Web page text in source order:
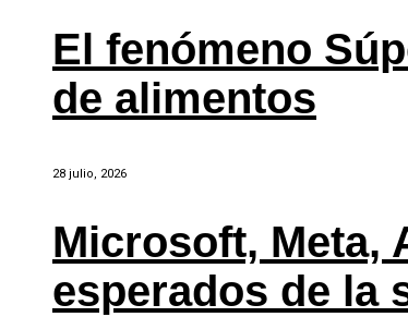
El fenómeno
de alimentos
28 julio, 2026
Microsoft, Meta,
esperados de la